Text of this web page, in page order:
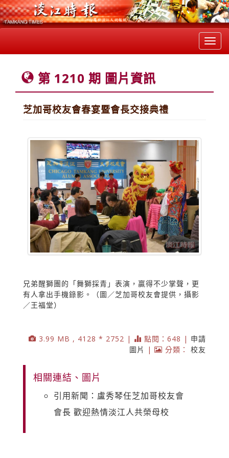
第 1210 期 圖片資訊
芝加哥校友會春宴暨會長交接典禮
兄弟醒獅團的「舞獅採青」表演，贏得不少掌聲，更
有人拿出手機錄影。（圖／芝加哥校友會提供，攝影
／王福堂）
3.99 MB , 4128 * 2752 | 點閱：648 | 申請
圖片
| 分類： 校友
相關連結、圖片
引用新聞：盧秀琴任芝加哥校友會
會長 歡迎熱情淡江人共榮母校